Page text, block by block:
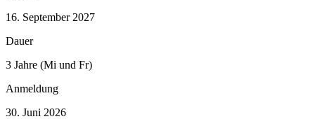
16. September 2027
Dauer
3 Jahre (Mi und Fr)
Anmeldung
30. Juni 2026